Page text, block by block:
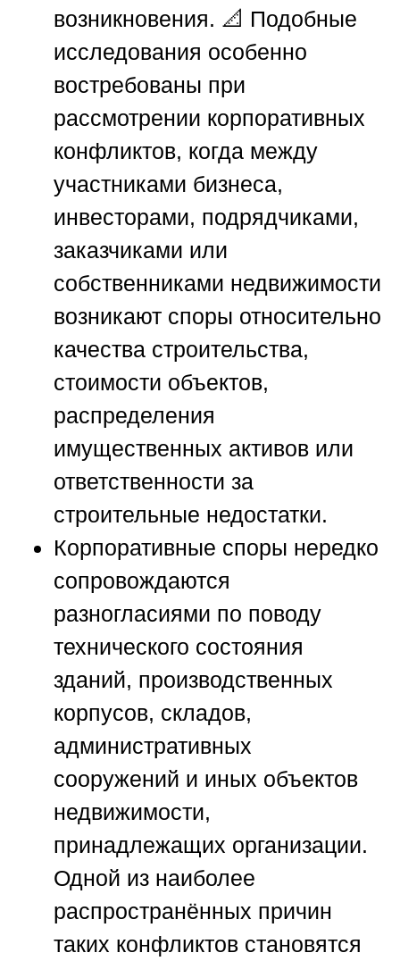
возникновения. 📐 Подобные
исследования особенно
востребованы при
рассмотрении корпоративных
конфликтов, когда между
участниками бизнеса,
инвесторами, подрядчиками,
заказчиками или
собственниками недвижимости
возникают споры относительно
качества строительства,
стоимости объектов,
распределения
имущественных активов или
ответственности за
строительные недостатки.
Корпоративные споры нередко
сопровождаются
разногласиями по поводу
технического состояния
зданий, производственных
корпусов, складов,
административных
сооружений и иных объектов
недвижимости,
принадлежащих организации.
Одной из наиболее
распространённых причин
таких конфликтов становятся